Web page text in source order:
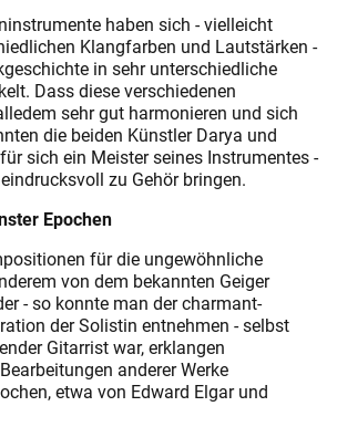
haben sich - vielleicht
Klangfarben und Lautstärken -
in sehr unterschiedliche
Dass diese verschiedenen
sehr gut harmonieren und sich
die beiden Künstler Darya und
sich ein Meister seines Instrumentes -
zu Gehör bringen.
Epochen
für die ungewöhnliche
von dem bekannten Geiger
- so konnte man der charmant-
der Solistin entnehmen - selbst
Gitarrist war, erklangen
anderer Werke
etwa von Edward Elgar und